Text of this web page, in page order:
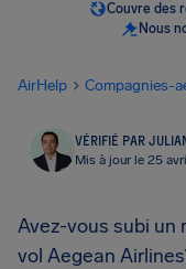
Couvre des
Nous
AirHelp Compagnies-
VÉRIFIÉ PAR
Mis à jour le 25
Avez-vous subi un
vol Aegean